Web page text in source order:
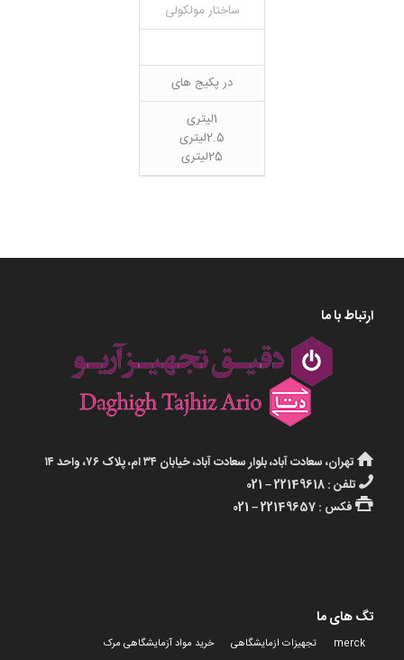
ساختار مولکولی
در پکیج های
1لیتری
2.5لیتری
25لیتری
ارتباط با ما
تهران، سعادت آباد، بلوار سعادت آباد، خیابان ۳۴ ام، پلاک ۷۶، واحد ۱۴
تلفن : 22149618 – 021
فکس : 22149657 – 021
تگ های ما
merck تجهیزات ازمایشگاهی
خرید مواد آزمایشگاهی مرک